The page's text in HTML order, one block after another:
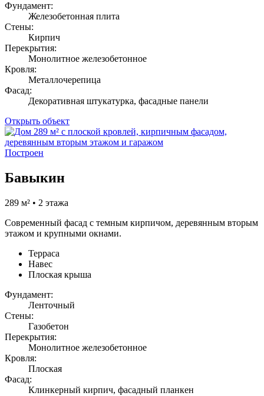
Фундамент:
Железобетонная плита
Стены:
Кирпич
Перекрытия:
Монолитное железобетонное
Кровля:
Металлочерепица
Фасад:
Декоративная штукатурка, фасадные панели
Открыть объект
Построен
Бавыкин
289 м² • 2 этажа
Современный фасад с темным кирпичом, деревянным вторым
этажом и крупными окнами.
Терраса
Навес
Плоская крыша
Фундамент:
Ленточный
Стены:
Газобетон
Перекрытия:
Монолитное железобетонное
Кровля:
Плоская
Фасад:
Клинкерный кирпич, фасадный планкен